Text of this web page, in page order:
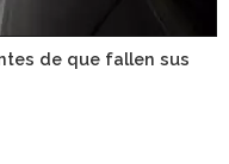
de que fallen sus